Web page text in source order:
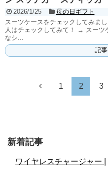
2026/1/25
母の日ギフト
スーツケースをチェックしてみま
人はチェックしてみて！ → スーツ
なシ...
記
1 2 3
新着記事
ワイヤレスチャージャー |